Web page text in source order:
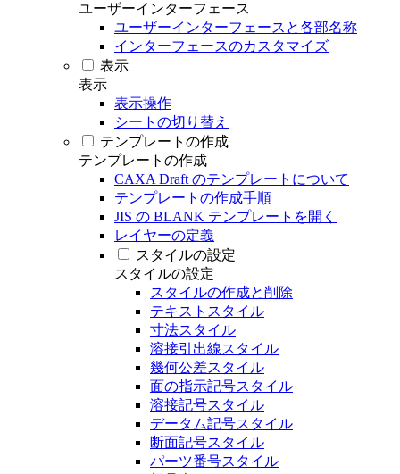
ユーザーインターフェース
ユーザーインターフェースと各部名称
インターフェースのカスタマイズ
表示
表示
表示操作
シートの切り替え
テンプレートの作成
テンプレートの作成
CAXA Draft のテンプレートについて
テンプレートの作成手順
JIS の BLANK テンプレートを開く
レイヤーの定義
スタイルの設定
スタイルの設定
スタイルの作成と削除
テキストスタイル
寸法スタイル
溶接引出線スタイル
幾何公差スタイル
面の指示記号スタイル
溶接記号スタイル
データム記号スタイル
断面記号スタイル
パーツ番号スタイル